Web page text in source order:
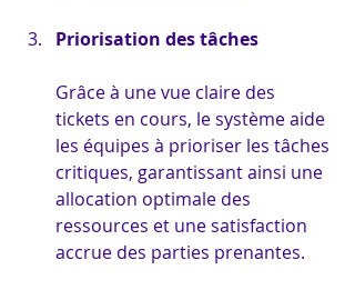
Priorisation des tâches
Grâce à une vue claire des
tickets en cours, le système aide
les équipes à prioriser les tâches
critiques, garantissant ainsi une
allocation optimale des
ressources et une satisfaction
accrue des parties prenantes.